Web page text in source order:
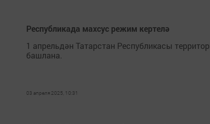
Республикада махсус режим кертелә
1 апрельдән Татарстан Республикасы
башлана.
03 апреля 2025, 10:31